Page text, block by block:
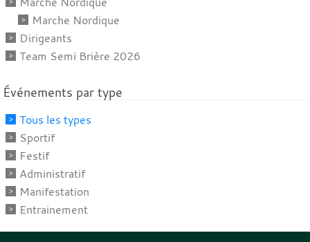
Marche Nordique
Dirigeants
Team Semi Brière 2026
Événements par type
Tous les types
Sportif
Festif
Administratif
Manifestation
Entrainement